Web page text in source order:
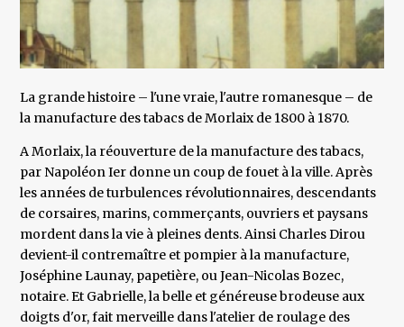
La grande histoire – l'une vraie, l'autre romanesque – de
la manufacture des tabacs de Morlaix de 1800 à 1870.
A Morlaix, la réouverture de la manufacture des tabacs,
par Napoléon Ier donne un coup de fouet à la ville. Après
les années de turbulences révolutionnaires, descendants
de corsaires, marins, commerçants, ouvriers et paysans
mordent dans la vie à pleines dents. Ainsi Charles Dirou
devient-il contremaître et pompier à la manufacture,
Joséphine Launay, papetière, ou Jean-Nicolas Bozec,
notaire. Et Gabrielle, la belle et généreuse brodeuse aux
doigts d'or, fait merveille dans l'atelier de roulage des